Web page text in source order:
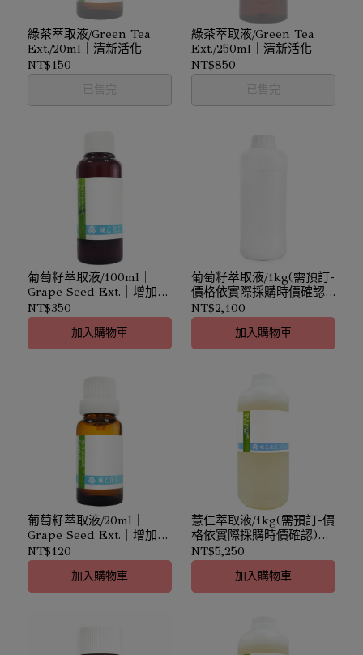
綠茶萃取液/Green Tea
Ext./20ml｜清新活化
NT$150
已售完
綠茶萃取液/Green Tea
Ext./250ml｜清新活化
NT$850
已售完
葡萄籽萃取液/100ml｜
Grape Seed Ext.｜增加彈
性
NT$350
加入購物車
葡萄籽萃取液/1kg(需預訂-
價格依實際採購時價確認)
｜Grape Seed Ext.｜增加
彈性
NT$2,100
加入購物車
葡萄籽萃取液/20ml｜
Grape Seed Ext.｜增加彈
性
NT$120
加入購物車
薏仁萃取液/1kg(需預訂-價
格依實際採購時價確認)｜
Coix Seed Ext.｜白嫩光滑
NT$5,250
加入購物車